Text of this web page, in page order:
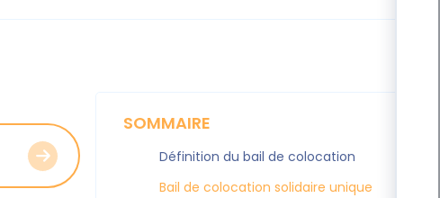
SOMMAIRE
Définition du bail de colocation
Bail de colocation solidaire unique